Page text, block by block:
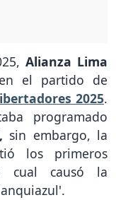
Alianza Lima
el partido de
2025.
programado
sin embargo, la
los primeros
cual causó la